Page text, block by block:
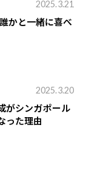
2025.3.21
かと一緒に喜べ
2025.3.20
がシンガポール
った理由